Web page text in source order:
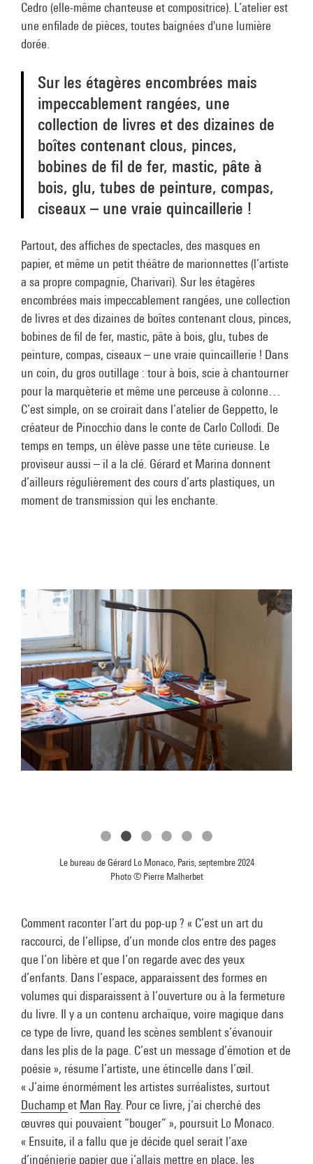
Cedro (elle-même chanteuse et compositrice). L’atelier est
une enfilade de pièces, toutes baignées d'une lumière
dorée.
Sur les étagères encombrées mais
impeccablement rangées, une
collection de livres et des dizaines de
boîtes contenant clous, pinces,
bobines de fil de fer, mastic, pâte à
bois, glu, tubes de peinture, compas,
ciseaux – une vraie quincaillerie !
Partout, des affiches de spectacles, des masques en
papier, et même un petit théâtre de marionnettes (l’artiste
a sa propre compagnie, Charivari). Sur les étagères
encombrées mais impeccablement rangées, une collection
de livres et des dizaines de boîtes contenant clous, pinces,
bobines de fil de fer, mastic, pâte à bois, glu, tubes de
peinture, compas, ciseaux – une vraie quincaillerie ! Dans
un coin, du gros outillage : tour à bois, scie à chantourner
pour la marquèterie et même une perceuse à colonne…
C’est simple, on se croirait dans l’atelier de Geppetto, le
créateur de Pinocchio dans le conte de Carlo Collodi. De
temps en temps, un élève passe une tête curieuse. Le
proviseur aussi – il a la clé. Gérard et Marina donnent
d’ailleurs régulièrement des cours d’arts plastiques, un
moment de transmission qui les enchante.
Le bureau de Gérard Lo Monaco, Paris, septembre 2024
Photo © Pierre Malherbet
Comment raconter l’art du pop-up ? « C’est un art du
raccourci, de l’ellipse, d’un monde clos entre des pages
que l’on libère et que l’on regarde avec des yeux
d’enfants. Dans l’espace, apparaissent des formes en
volumes qui disparaissent à l’ouverture ou à la fermeture
du livre. Il y a un contenu archaïque, voire magique dans
ce type de livre, quand les scènes semblent s’évanouir
dans les plis de la page. C’est un message d’émotion et de
poésie », résume l’artiste, une étincelle dans l’œil.
« J’aime énormément les artistes surréalistes, surtout
Duchampet Man Ray. Pour ce livre, j’ai cherché des
œuvres qui pouvaient “bouger” », poursuit Lo Monaco.
« Ensuite, il a fallu que je décide quel serait l’axe
d’ingénierie papier que j’allais mettre en place, les